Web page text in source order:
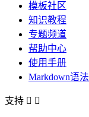
模板社区
知识教程
专题频道
帮助中心
使用手册
Markdown语法
支持  